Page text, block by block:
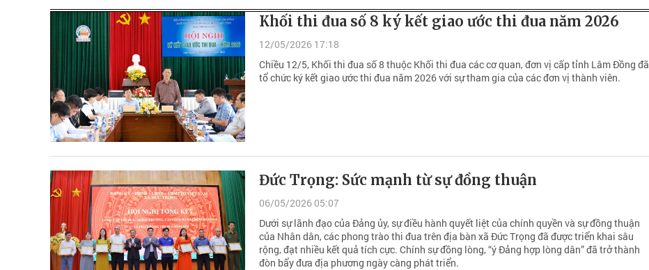
Khối thi đua số 8 ký kết giao ước thi đua năm 2026
12/05/2026 17:18
Chiều 12/5, Khối thi đua số 8 thuộc Khối thi đua các cơ quan, đơn vị cấp tỉnh Lâm Đồng đã
tổ chức ký kết giao ước thi đua năm 2026 với sự tham gia của các đơn vị thành viên.
Đức Trọng: Sức mạnh từ sự đồng thuận
06/05/2026 05:07
Dưới sự lãnh đạo của Đảng ủy, sự điều hành quyết liệt của chính quyền và sự đồng thuận
của Nhân dân, các phong trào thi đua trên địa bàn xã Đức Trọng đã được triển khai sâu
rộng, đạt nhiều kết quả tích cực. Chính sự đồng lòng, “ý Đảng hợp lòng dân” đã trở thành
đòn bẩy đưa địa phương ngày càng phát triển.